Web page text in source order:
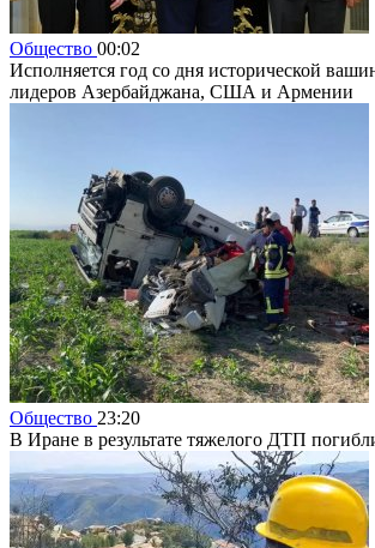
Общество 00:02
Исполняется год со дня исторической
лидеров Азербайджана, США и Армении
Общество 23:20
В Иране в результате тяжелого ДТП